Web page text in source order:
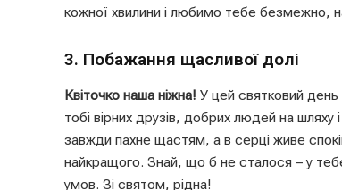
кожної хвилини і любимо тебе безмежно,
3. Побажання щасливої долі
Квіточко наша ніжна! У цей святковий
тобі вірних друзів, добрих людей на
завжди пахне щастям, а в серці живе
найкращого. Знай, що б не сталося – у
умов. Зі святом, рідна!